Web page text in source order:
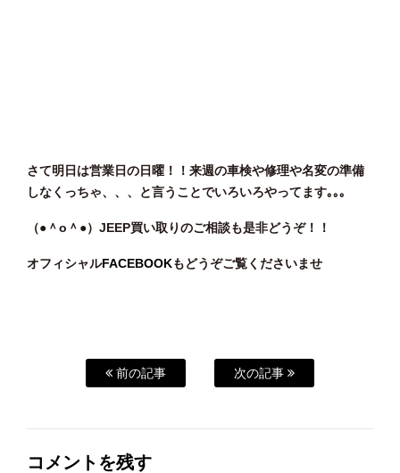
さて明日は営業日の日曜！！来週の車検や修理や名変の準備
しなくっちゃ、、、と言うことでいろいろやってます｡｡｡
（●＾o ＾●）JEEP買い取りのご相談も是非どうぞ！！
オフィシャルFACEBOOKもどうぞご覧くださいませ
前の記事 次の記事
コメントを残す